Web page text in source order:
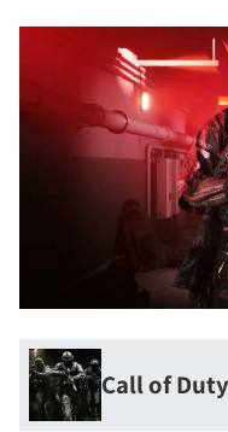
Call of